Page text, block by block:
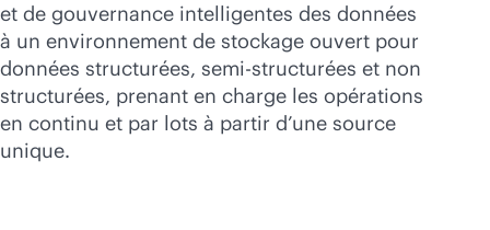
et de gouvernance intelligentes des données
à un environnement de stockage ouvert pour
données structurées, semi-structurées et non
structurées, prenant en charge les opérations
en continu et par lots à partir d’une source
unique.